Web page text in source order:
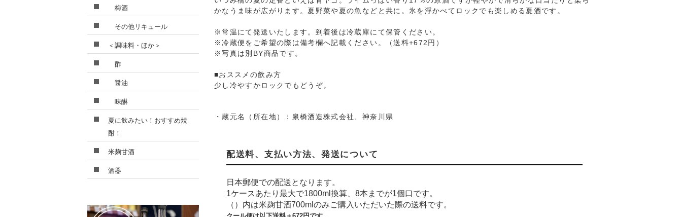
かなうま味が広がります。夏野菜や夏の魚などと共に。氷を浮かべてロックでも楽しめる夏酒です。
※常温にて発送いたします。到着後は冷蔵庫にて保管ください。
※冷蔵便をご希望の際は備考欄へ記載ください。（送料+672円）
※写真は別BY商品です。
■おススメの飲み方
少し冷やすかロックでもどうぞ。
・蔵元名（所在地）：泉橋酒造株式会社、神奈川県
配送料、支払い方法、発送について
日本郵便での配送となります。
1ケースあたり最大で1800ml換算、8本までが1個口です。
（）内は米麹甘酒700mlのみご購入いただいた際の送料です。
梅酒
その他リキュール
＜調味料・ほか＞
酢
醤油
味醂
夏に飲みたい！おすすめ焼
酎！
米麹甘酒
酒器